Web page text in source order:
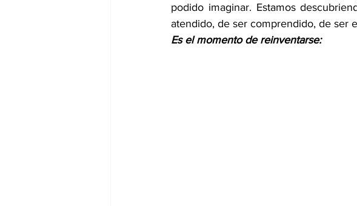
podido imaginar. Estamos
atendido, de ser comprendido, de ser
Es el momento de reinventarse: